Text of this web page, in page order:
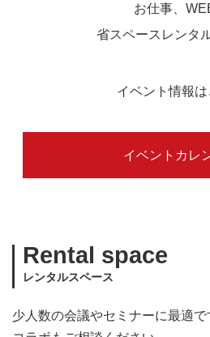
お仕事、
省スペースレンタ
イベント情報は
イベントカレ
Rental space
レンタルスペース
少人数の会議やセミナーに最適